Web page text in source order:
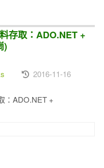
存取：ADO.NET +
)
2016-11-16
：ADO.NET +